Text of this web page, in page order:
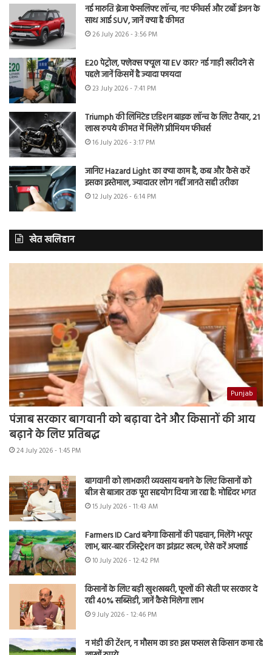
नई मारुति ब्रेजा फेसलिफ्ट लॉन्च, नए फीचर्स और टर्बो इंजन के
साथ आई SUV, जानें क्या है कीमत
26 July 2026 - 3:56 PM
E20 पेट्रोल, फ्लेक्स फ्यूल या EV कार? नई गाड़ी खरीदने से
पहले जानें किसमें है ज्यादा फायदा
23 July 2026 - 7:41 PM
Triumph की लिमिटेड एडिशन बाइक लॉन्च के लिए तैयार, 21
लाख रुपये कीमत में मिलेंगे प्रीमियम फीचर्स
16 July 2026 - 3:17 PM
जानिए Hazard Light का क्या काम है, कब और कैसे करें
इसका इस्तेमाल, ज्यादातर लोग नहीं जानते सही तरीका
12 July 2026 - 6:14 PM
खेत खलिहान
Punjab
पंजाब सरकार बागवानी को बढ़ावा देने और किसानों की आय
बढ़ाने के लिए प्रतिबद्ध
24 July 2026 - 1:45 PM
बागवानी को लाभकारी व्यवसाय बनाने के लिए किसानों को
बीज से बाजार तक पूरा सहयोग दिया जा रहा है: मोहिंदर भगत
15 July 2026 - 11:43 AM
Farmers ID Card बनेगा किसानों की पहचान, मिलेंगे भरपूर
लाभ, बार-बार रजिस्ट्रेशन का झंझट खत्म, ऐसे करें अप्लाई
10 July 2026 - 12:42 PM
किसानों के लिए बड़ी खुशखबरी, फूलों की खेती पर सरकार दे
रही 40% सब्सिडी, जानें कैसे मिलेगा लाभ
9 July 2026 - 12:46 PM
न मंडी की टेंशन, न मौसम का डर! इस फसल से किसान कमा रहे